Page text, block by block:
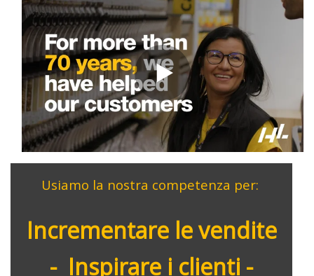
Usiamo la nostra competenza per:
Incrementare le vendite
- Inspirare i clienti -